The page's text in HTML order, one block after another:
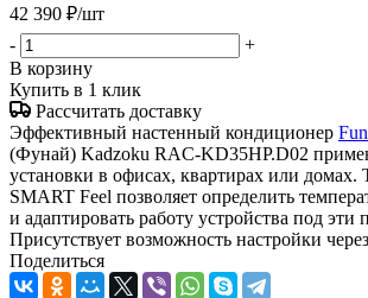
42 390 ₽/шт
-
+
В корзину
Купить в 1 клик
Рассчитать доставку
Эффективный настенный кондиционер
(Фунай) Kadzoku RAC-KD35HP.D02
установки в офисах, квартирах или домах.
SMART Feel позволяет определить
и адаптировать работу устройства под эти
Присутствует возможность настройки
Поделиться